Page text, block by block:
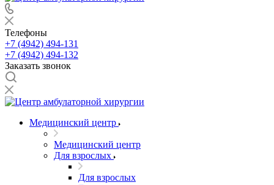
Телефоны
+7 (4942) 494-131
+7 (4942) 494-132
Заказать звонок
Медицинский центр
Медицинский центр
Для взрослых
Для взрослых